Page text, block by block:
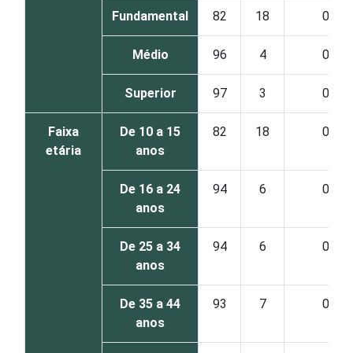
Fundamental 82 18 0
Médio 96 4 0
Superior 97 3 0
Faixa
etária
De 10 a 15
anos
82 18 0
De 16 a 24
anos
94 6 0
De 25 a 34
anos
94 6 0
De 35 a 44
anos
93 7 0